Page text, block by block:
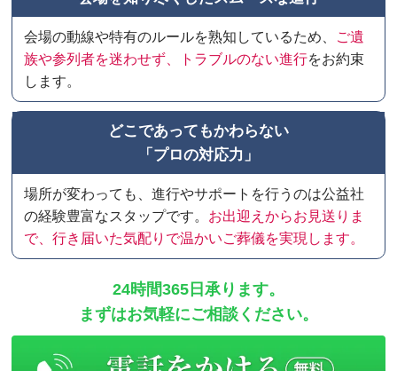
会場の動線や特有のルールを熟知しているため、
ご遺
族や参列者を迷わせず、トラブルのない進行をお約束
します。
どこであってもかわらない
「プロの対応力」
場所が変わっても、進行やサポートを行うのは公益社
の経験豊富なスタップです。 お出迎えからお見送りま
で、行き届いた気配りで温かいご葬儀を実現します。
24時間365日承ります。
まずはお気軽にご相談ください。